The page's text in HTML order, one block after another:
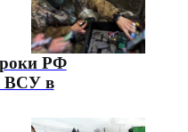
РФ
ВСУ в